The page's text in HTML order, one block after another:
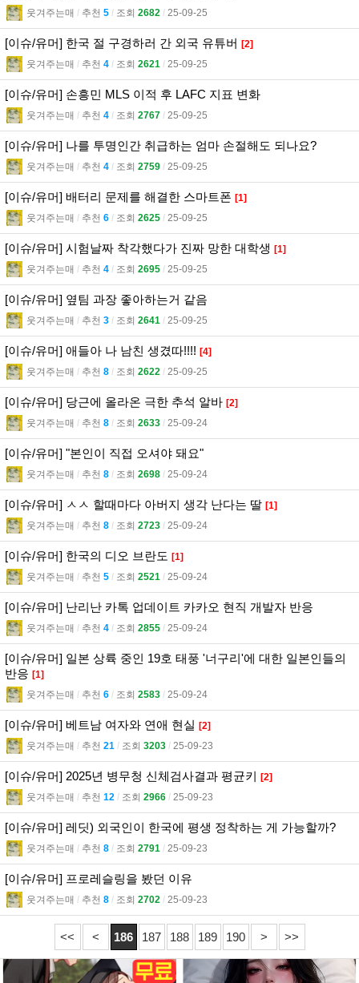
웃겨주는매 l 추천 5 l 조회 2682 l 25-09-25
[이슈/유머] 한국 절 구경하러 간 외국 유튜버 [2]
웃겨주는매 l 추천 4 l 조회 2621 l 25-09-25
[이슈/유머] 손흥민 MLS 이적 후 LAFC 지표 변화
웃겨주는매 l 추천 4 l 조회 2767 l 25-09-25
[이슈/유머] 나를 투명인간 취급하는 엄마 손절해도 되나요?
웃겨주는매 l 추천 4 l 조회 2759 l 25-09-25
[이슈/유머] 배터리 문제를 해결한 스마트폰 [1]
웃겨주는매 l 추천 6 l 조회 2625 l 25-09-25
[이슈/유머] 시험날짜 착각했다가 진짜 망한 대학생 [1]
웃겨주는매 l 추천 4 l 조회 2695 l 25-09-25
[이슈/유머] 옆팀 과장 좋아하는거 같음
웃겨주는매 l 추천 3 l 조회 2641 l 25-09-25
[이슈/유머] 애들아 나 남친 생겼따!!!! [4]
웃겨주는매 l 추천 8 l 조회 2622 l 25-09-25
[이슈/유머] 당근에 올라온 극한 추석 알바 [2]
웃겨주는매 l 추천 8 l 조회 2633 l 25-09-24
[이슈/유머] "본인이 직접 오셔야 돼요"
웃겨주는매 l 추천 8 l 조회 2698 l 25-09-24
[이슈/유머] ㅅㅅ 할때마다 아버지 생각 난다는 딸 [1]
웃겨주는매 l 추천 8 l 조회 2723 l 25-09-24
[이슈/유머] 한국의 디오 브란도 [1]
웃겨주는매 l 추천 5 l 조회 2521 l 25-09-24
[이슈/유머] 난리난 카톡 업데이트 카카오 현직 개발자 반응
웃겨주는매 l 추천 4 l 조회 2855 l 25-09-24
[이슈/유머] 일본 상륙 중인 19호 태풍 '너구리'에 대한 일본인들의
반응 [1]
웃겨주는매 l 추천 6 l 조회 2583 l 25-09-24
[이슈/유머] 베트남 여자와 연애 현실 [2]
웃겨주는매 l 추천 21 l 조회 3203 l 25-09-23
[이슈/유머] 2025년 병무청 신체검사결과 평균키 [2]
웃겨주는매 l 추천 12 l 조회 2966 l 25-09-23
[이슈/유머] 레딧) 외국인이 한국에 평생 정착하는 게 가능할까?
웃겨주는매 l 추천 8 l 조회 2791 l 25-09-23
[이슈/유머] 프로레슬링을 봤던 이유
웃겨주는매 l 추천 8 l 조회 2702 l 25-09-23
<< < 186 187 188 189 190 > >>